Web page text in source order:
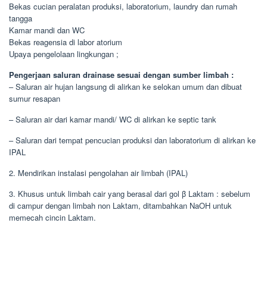
Bekas cucian peralatan produksi, laboratorium, laundry dan rumah
tangga
Kamar mandi dan WC
Bekas reagensia di labor atorium
Upaya pengelolaan lingkungan ;
Pengerjaan saluran drainase sesuai dengan sumber limbah :
– Saluran air hujan langsung di alirkan ke selokan umum dan dibuat
sumur resapan
– Saluran air dari kamar mandi/ WC di alirkan ke septic tank
– Saluran dari tempat pencucian produksi dan laboratorium di alirkan ke
IPAL
2. Mendirikan instalasi pengolahan air limbah (IPAL)
3. Khusus untuk limbah cair yang berasal dari gol β Laktam : sebelum
di campur dengan limbah non Laktam, ditambahkan NaOH untuk
memecah cincin Laktam.